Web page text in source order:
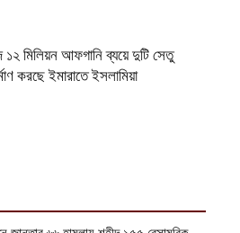
১২ মিলিয়ন আফগানি ব্যয়ে দুটি সেতু
করছে ইমারাতে ইসলামিয়া